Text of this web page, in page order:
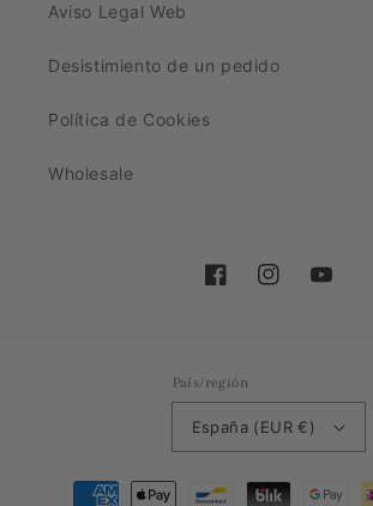
Aviso Legal Web
Desistimiento de un pedido
Política de Cookies
Wholesale
FacebookInstagramYouTube
País/región
España (EUR €)
Formas